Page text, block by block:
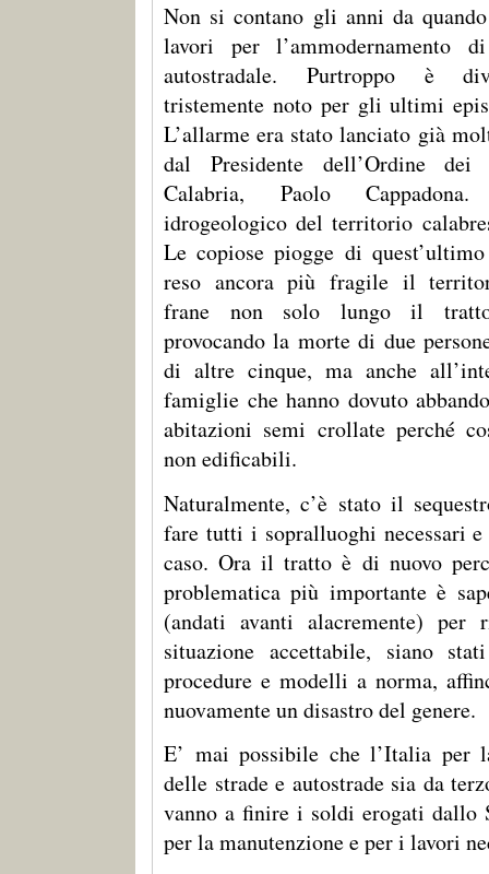
Non si contano gli anni da
lavori per l’ammodernamento
autostradale. Purtroppo è
tristemente noto per gli ultimi
L’allarme era stato lanciato già
dal Presidente dell’Ordine
Calabria, Paolo
idrogeologico del territorio
Le copiose piogge di
reso ancora più fragile il
frane non solo lungo il tratto
provocando la morte di due
di altre cinque, ma anche
famiglie che hanno dovuto
abitazioni semi crollate perché
non edificabili.
Naturalmente, c’è stato il
fare tutti i sopralluoghi necessari
caso. Ora il tratto è di nuovo
problematica più importante è
(andati avanti alacremente) per
situazione accettabile, siano
procedure e modelli a norma,
nuovamente un disastro del genere.
E’ mai possibile che l’Italia per
delle strade e autostrade sia da
vanno a finire i soldi erogati dallo
per la manutenzione e per i lavori